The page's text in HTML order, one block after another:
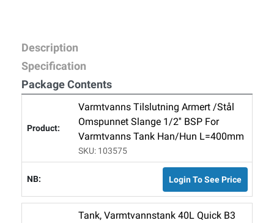
Description
Specification
Package Contents
Varmtvanns Tilslutning Armert /stål
Omspunnet Slange 1/2'' BSP For
Varmtvanns Tank Han/hun L=400mm
SKU: 103575
Login To See Price
Tank, Varmtvannstank 40L Quick B3